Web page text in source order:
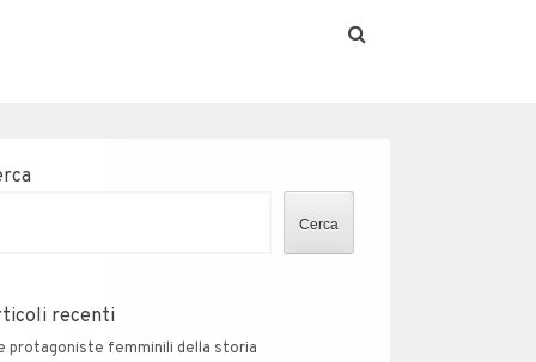
Cerca
recenti
protagoniste femminili della storia